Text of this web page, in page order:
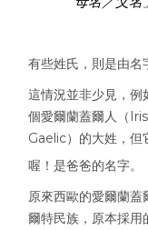
有些姓氏，則是由名
這情況並非少見，
個愛爾蘭蓋爾人（
Gaelic）的大姓，但
喔！是爸爸的名字。
原來西歐的愛爾蘭
爾特民族，原本採用